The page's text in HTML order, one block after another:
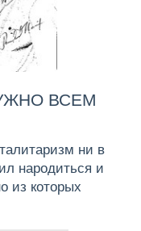
ВСЕМ
ни в
народиться и
из которых